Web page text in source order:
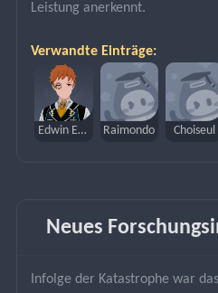
Leistung anerkennt.
Verwandte Einträge:
Edwin Eastinghouse Raimondo Choiseul
Neues
Infolge der Katastrophe war